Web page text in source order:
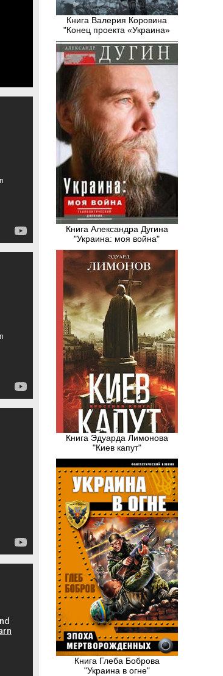
Книга Валерия Коровина
"Конец проекта «Украина»
Книга Александра Дугина
"Украина: моя война"
Книга Эдуарда Лимонова
"Киев капут"
Книга Глеба Боброва
"Украина в огне"